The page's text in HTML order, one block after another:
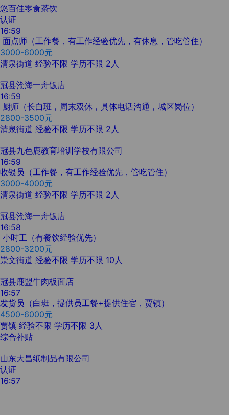
悠百佳零食茶饮
认证
16:59
面点师（工作餐，有工作经验优先，有休息，管吃管住）
3000-6000元
清泉街道 经验不限 学历不限 2人
冠县沧海一舟饭店
16:59
厨师（长白班，周末双休，具体电话沟通，城区岗位）
2800-3500元
清泉街道 经验不限 学历不限 2人
冠县九色鹿教育培训学校有限公司
16:59
收银员（工作餐，有工作经验优先，管吃管住）
3000-4000元
清泉街道 经验不限 学历不限 2人
冠县沧海一舟饭店
16:58
小时工（有餐饮经验优先）
2800-3200元
崇文街道 经验不限 学历不限 10人
冠县鹿盟牛肉板面店
16:57
发货员（白班，提供员工餐+提供住宿，贾镇）
4500-6000元
贾镇 经验不限 学历不限 3人
综合补贴
山东大昌纸制品有限公司
认证
16:57